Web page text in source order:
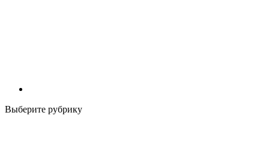
Выберите рубрику